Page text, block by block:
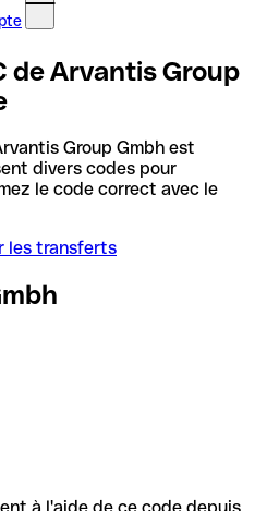
de Arvantis Group
Group Gmbh est
divers codes pour
le code correct avec le
les transferts
à l'aide de ce code depuis